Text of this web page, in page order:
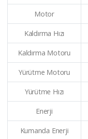
Motor
Kaldırma Hızı
Kaldırma Motoru
Yürütme Motoru
Yürütme Hızı
Enerji
Kumanda Enerji